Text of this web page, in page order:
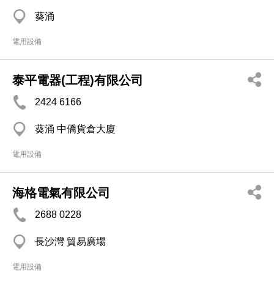
葵涌
電用設備
泰平電器(工程)有限公司
2424 6166
葵涌 中僑貨倉大廈
電用設備
海格電氣有限公司
2688 0228
長沙灣 貿易廣場
電用設備